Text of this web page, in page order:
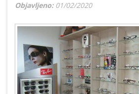
Objavljeno: 01/02/2020